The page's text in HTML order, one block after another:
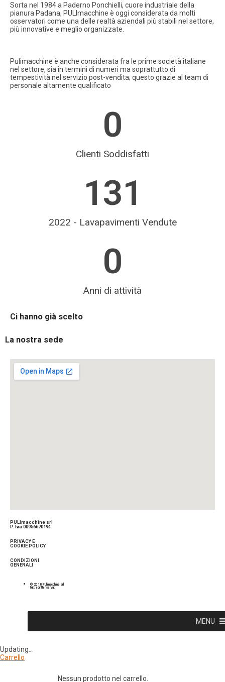
Sorta nel 1984 a Paderno Ponchielli, cuore industriale della
pianura Padana, PULImacchine è oggi considerata da molti
osservatori come una delle realtà aziendali più stabili nel settore,
più innovative e meglio organizzate.
Pulimacchine è anche considerata fra le prime società italiane
nel settore, sia in termini di numeri ma soprattutto di
tempestività nel servizio post-vendita; questo grazie al team di
personale altamente qualificato
Clienti Soddisfatti
0
2022 - Lavapavimenti Vendute
131
Anni di attività
0
Ci hanno già scelto
La nostra sede
PULImacchine srl
P. Iva 00956670194
PRIVACY E
COOKIE POLICY
CONDIZIONI
GENERALI
© 2018 Pulimacchine srl
tutti i diritti riservati
MENU
Updating…
Carrello
Nessun prodotto nel carrello.